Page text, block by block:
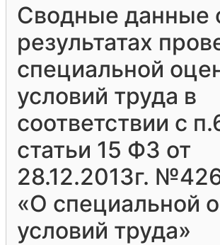
Сводные данные
результатах
специальной
условий труда в
соответствии с
статьи 15 ФЗ от
28.12.2013г.
«О специальной
условий труда»